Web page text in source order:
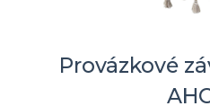
Provázkové